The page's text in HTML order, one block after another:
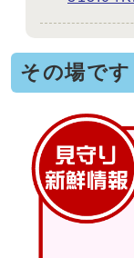
その場です